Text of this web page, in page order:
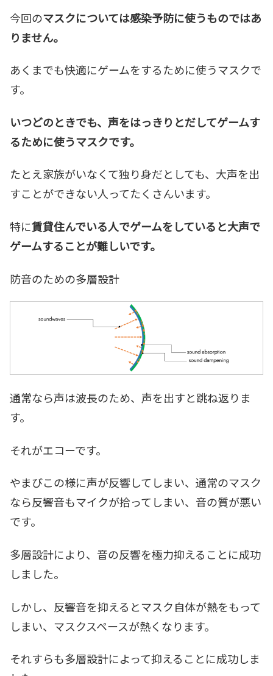
今回のマスクについては感染予防に使うものではあ
りません。
あくまでも快適にゲームをするために使うマスクで
す。
いつどのときでも、声をはっきりとだしてゲームす
るために使うマスクです。
たとえ家族がいなくて独り身だとしても、大声を出
すことができない人ってたくさんいます。
特に賃貸住んでいる人でゲームをしていると大声で
ゲームすることが難しいです。
防音のための多層設計
通常なら声は波長のため、声を出すと跳ね返りま
す。
それがエコーです。
やまびこの様に声が反響してしまい、通常のマスク
なら反響音もマイクが拾ってしまい、音の質が悪い
です。
多層設計により、音の反響を極力抑えることに成功
しました。
しかし、反響音を抑えるとマスク自体が熱をもって
しまい、マスクスペースが熱くなります。
それすらも多層設計によって抑えることに成功しま